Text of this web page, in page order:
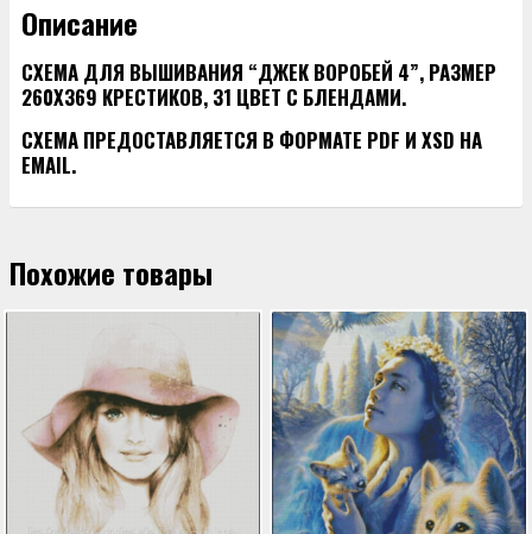
Описание
СХЕМА ДЛЯ ВЫШИВАНИЯ “ДЖЕК ВОРОБЕЙ 4”, РАЗМЕР
260Х369 КРЕСТИКОВ, 31 ЦВЕТ С БЛЕНДАМИ.
СХЕМА ПРЕДОСТАВЛЯЕТСЯ В ФОРМАТЕ PDF И XSD НА
EMAIL.
Похожие товары